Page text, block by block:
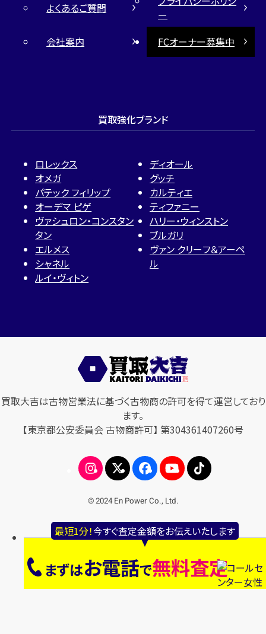
最短1分！今すぐ査定金額をお伝えいたします
まずはお電話で無料査定
よくあるご質問
ー
会社案内
FCオーナー募集中
買取強化ブランド
ロレックス
オメガ
パテック フィリップ
オーデマ ピゲ
ヴァシュロン・コンスタン
タン
エルメス
シャネル
ルイ・ヴィトン
ディオール
グッチ
カルティエ
ティファニー
ハリー・ウィンストン
ブルガリ
ヴァン クリーフ＆アーペ
ル
買取大吉は古物営業法に基づく古物商の許可を得て運営しており
ます。
【東京都公安委員会 古物商許可】 第304361407260号
© 2024 En Power Co., Ltd.